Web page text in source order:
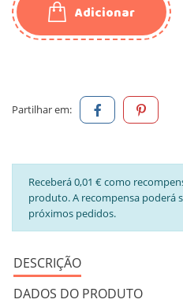
Adicionar
Partilhar em:
Receberá 0,01 € como
produto. A recompensa poderá
próximos pedidos.
DESCRIÇÃO
DADOS DO PRODUTO